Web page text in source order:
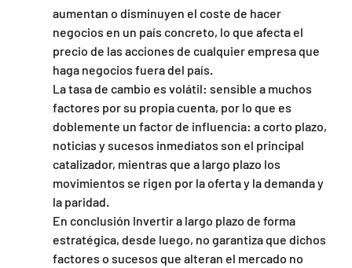
aumentan o disminuyen el coste de hacer
negocios en un país concreto, lo que afecta el
precio de las acciones de cualquier empresa que
haga negocios fuera del país.
La tasa de cambio es volátil: sensible a muchos
factores por su propia cuenta, por lo que es
doblemente un factor de influencia: a corto plazo,
noticias y sucesos inmediatos son el principal
catalizador, mientras que a largo plazo los
movimientos se rigen por la oferta y la demanda y
la paridad.
En conclusión Invertir a largo plazo de forma
estratégica, desde luego, no garantiza que dichos
factores o sucesos que alteran el mercado no